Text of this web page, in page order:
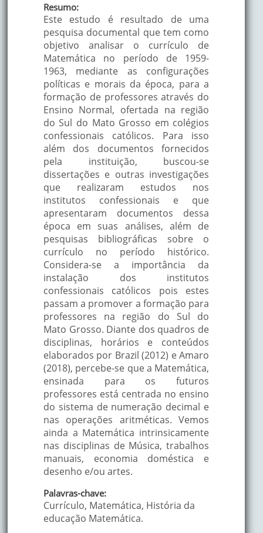
Resumo:
Este estudo é resultado de uma
pesquisa documental que tem como
objetivo analisar o currículo de
Matemática no período de 1959-
1963, mediante as configurações
políticas e morais da época, para a
formação de professores através do
Ensino Normal, ofertada na região
do Sul do Mato Grosso em colégios
confessionais católicos. Para isso
além dos documentos fornecidos
pela instituição, buscou-se
dissertações e outras investigações
que realizaram estudos nos
institutos confessionais e que
apresentaram documentos dessa
época em suas análises, além de
pesquisas bibliográficas sobre o
currículo no período histórico.
Considera-se a importância da
instalação dos institutos
confessionais católicos pois estes
passam a promover a formação para
professores na região do Sul do
Mato Grosso. Diante dos quadros de
disciplinas, horários e conteúdos
elaborados por Brazil (2012) e Amaro
(2018), percebe-se que a Matemática,
ensinada para os futuros
professores está centrada no ensino
do sistema de numeração decimal e
nas operações aritméticas. Vemos
ainda a Matemática intrinsicamente
nas disciplinas de Música, trabalhos
manuais, economia doméstica e
desenho e/ou artes.
Palavras-chave:
Currículo, Matemática, História da
educação Matemática.